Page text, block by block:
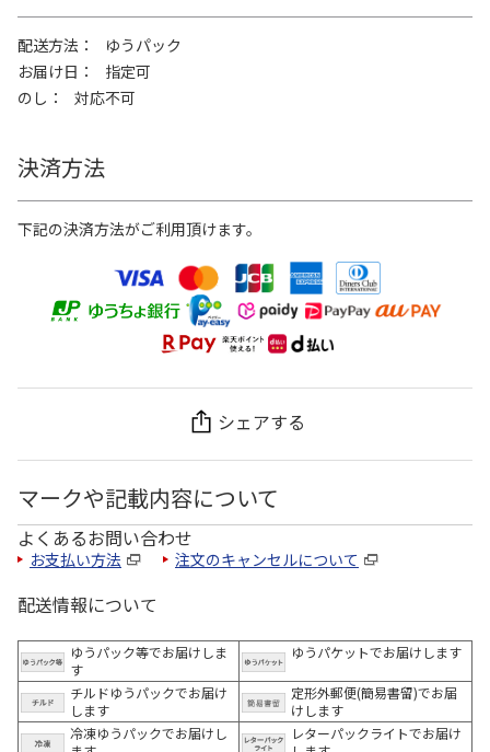
配送方法
ゆうパック
お届け日
指定可
のし
対応不可
決済方法
下記の決済方法がご利用頂けます。
シェアする
マークや記載内容について
よくあるお問い合わせ
お支払い方法 注文のキャンセルについて
配送情報について
ゆうパック等でお届けしま
す
ゆうパケットでお届けします
チルドゆうパックでお届け
します
定形外郵便(簡易書留)でお届
けします
冷凍ゆうパックでお届けし
レターパックライトでお届け